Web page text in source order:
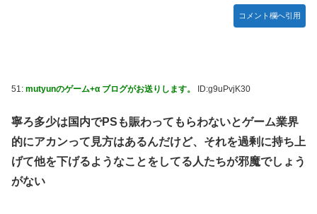
コメント欄へ引用
51: mutyunのゲーム+α ブログがお送りします。 ID:g9uPvjK30
寧ろ多少は国内でPSも賑わってもらわないとゲーム業界
的にアカンって見方はあるんだけど、それを過剰に持ち上
げて他を下げるようなことをしてる人たちが邪魔でしょう
がない